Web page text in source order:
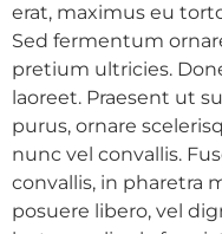
erat, maximus eu
Sed fermentum
pretium ultricies.
laoreet. Praesent ut
purus, ornare
nunc vel convallis.
convallis, in pharetra
posuere libero, vel